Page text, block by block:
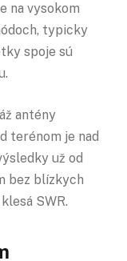
na vysokom
typicky
spoje sú
antény
terénom je nad
už od
bez blízkych
SWR.